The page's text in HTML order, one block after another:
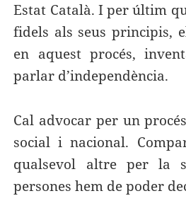
Estat Català. I per últim
fidels als seus principis,
en aquest procés,
parlar d’independència.
Cal advocar per un
social i nacional.
qualsevol altre per la
persones hem de poder